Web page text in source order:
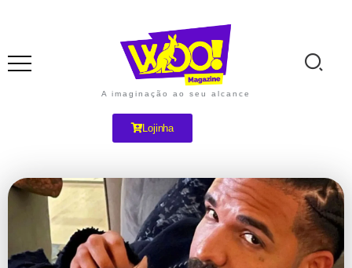
A imaginação ao seu alcance
Lojinha